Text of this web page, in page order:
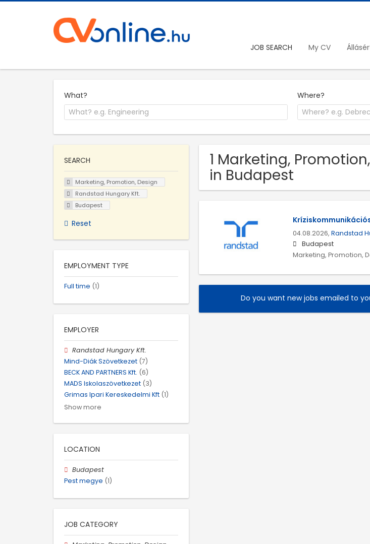
JOB SEARCH My CV
What? Where?
1 Marketing,
in Budapest
04.08.2026, Randstad
Budapest
Marketing, Promotion,
Do you want new jobs emailed to
SEARCH
Marketing, Promotion, Design
Randstad Hungary Kft.
Budapest
Reset
EMPLOYMENT TYPE
Full time (1)
EMPLOYER
Randstad Hungary Kft.
Mind-Diák Szövetkezet (7)
BECK AND PARTNERS Kft. (6)
MADS Iskolaszövetkezet (3)
Grimas Ipari Kereskedelmi Kft (1)
Show more
LOCATION
Budapest
Pest megye (1)
JOB CATEGORY